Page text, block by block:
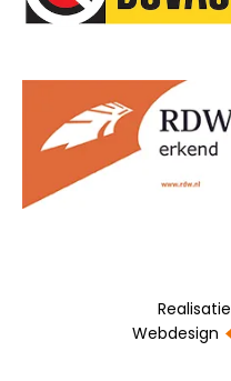
Realisatie
Webdesign